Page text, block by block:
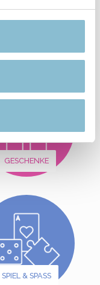
GESCHENKE
SPIEL & SPASS